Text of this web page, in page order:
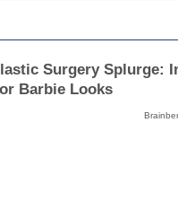
Surgery Splurge:
Barbie Looks